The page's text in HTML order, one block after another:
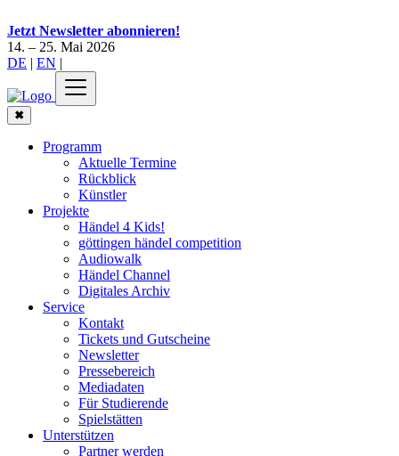
Jetzt Newsletter abonnieren!
14. – 25. Mai 2026
DE | EN |
✖
Programm
Aktuelle Termine
Rückblick
Künstler
Projekte
Händel 4 Kids!
göttingen händel competition
Audiowalk
Händel Channel
Digitales Archiv
Service
Kontakt
Tickets und Gutscheine
Newsletter
Pressebereich
Mediadaten
Für Studierende
Spielstätten
Unterstützen
Partner werden